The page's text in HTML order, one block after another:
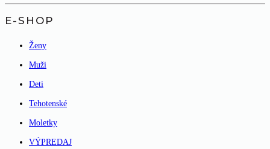
E-SHOP
Ženy
Muži
Deti
Tehotenské
Moletky
VÝPREDAJ